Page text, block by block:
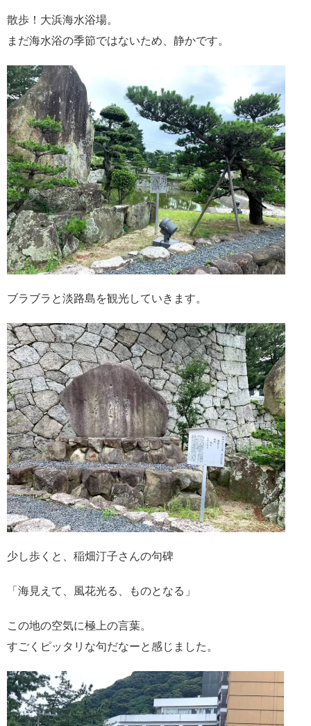
散歩！大浜海水浴場。
まだ海水浴の季節ではないため、静かです。
ブラブラと淡路島を観光していきます。
少し歩くと、稲畑汀子さんの句碑
「海見えて、風花光る、ものとなる」
この地の空気に極上の言葉。
すごくピッタリな句だなーと感じました。